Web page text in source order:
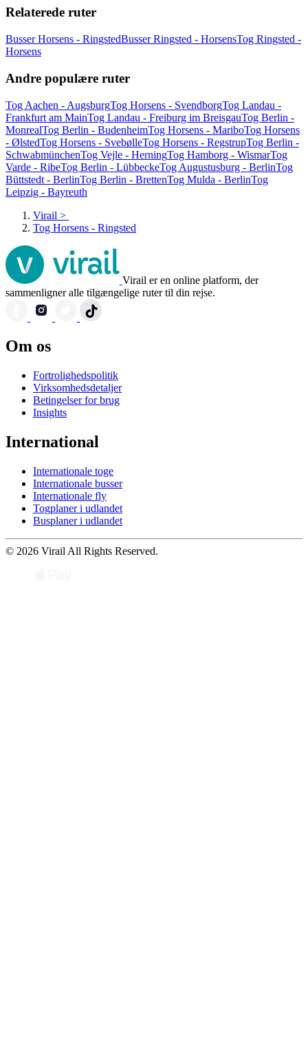
Relaterede ruter
Busser Horsens - RingstedBusser Ringsted - HorsensTog Ringsted -
Horsens
Andre populære ruter
Tog Aachen - AugsburgTog Horsens - SvendborgTog Landau -
Frankfurt am MainTog Landau - Freiburg im BreisgauTog Berlin -
MonrealTog Berlin - BudenheimTog Horsens - MariboTog Horsens
- ØlstedTog Horsens - SvebølleTog Horsens - RegstrupTog Berlin -
SchwabmünchenTog Vejle - HerningTog Hamborg - WismarTog
Varde - RibeTog Berlin - LübbeckeTog Augustusburg - BerlinTog
Büttstedt - BerlinTog Berlin - BrettenTog Mulda - BerlinTog
Leipzig - Bayreuth
Virail >
Tog Horsens - Ringsted
Virail er en online platform, der
sammenligner alle tilgængelige ruter til din rejse.
Om os
Fortrolighedspolitik
Virksomhedsdetaljer
Betingelser for brug
Insights
International
Internationale toge
Internationale busser
Internationale fly
Togplaner i udlandet
Busplaner i udlandet
© 2026 Virail All Rights Reserved.